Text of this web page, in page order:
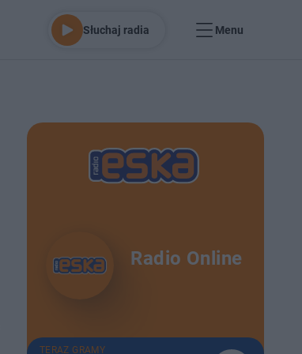
Słuchaj radia Menu
Radio Online
TERAZ GRAMY